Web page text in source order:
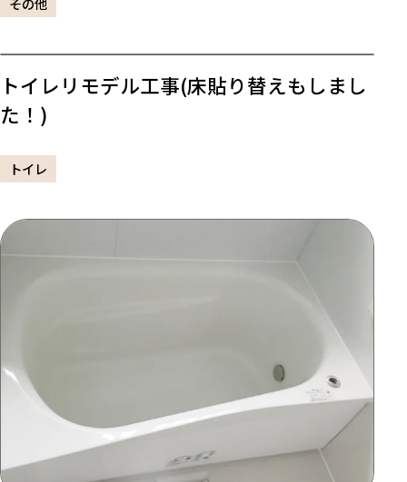
トイレリモデル工事(床貼り替えもしまし
た！)
トイレ